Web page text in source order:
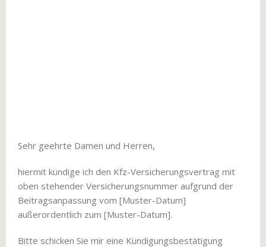
Sehr geehrte Damen und Herren,
hiermit kündige ich den Kfz-Versicherungsvertrag mit
oben stehender Versicherungsnummer aufgrund der
Beitragsanpassung vom [Muster-Datum]
außerordentlich zum [Muster-Datum].
Bitte schicken Sie mir eine Kündigungsbestätigung